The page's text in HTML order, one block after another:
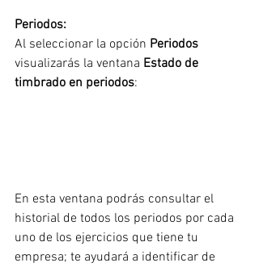
Periodos:
Al seleccionar la opción Periodos
visualizarás la ventana Estado de
timbrado en periodos:
En esta ventana podrás consultar el
historial de todos los periodos por cada
uno de los ejercicios que tiene tu
empresa; te ayudará a identificar de